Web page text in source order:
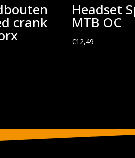
crank
Headset
MTB OC
€12,49